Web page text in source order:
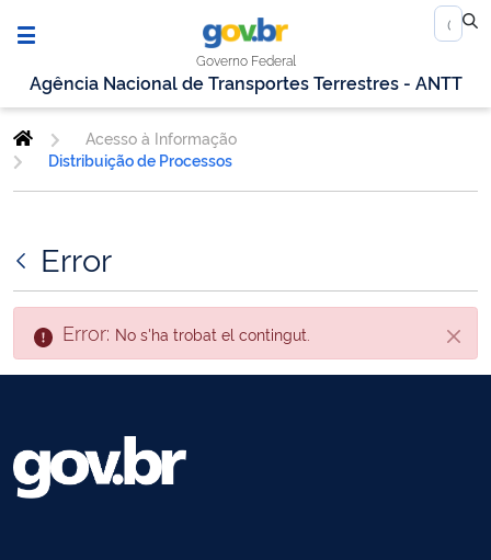
Governo Federal
Agência Nacional de Transportes Terrestres - ANTT
Acesso à Informação
Distribuição de Processos
Error
Tanca
Error: No s'ha trobat el contingut.